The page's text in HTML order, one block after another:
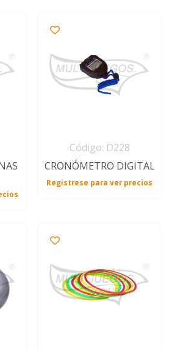
Código: D228
CRONÓMETRO DIGITAL
Registrese para ver precios